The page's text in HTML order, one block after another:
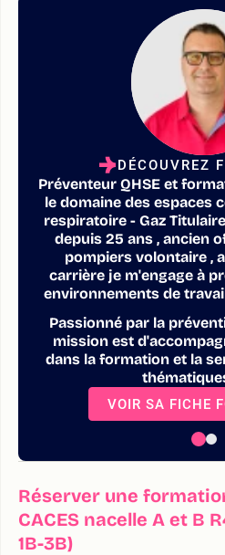
DÉCOUVREZ
Préventeur QHSE et
le domaine des espaces
respiratoire - Gaz
depuis 25 ans , ancien
pompiers volontaire ,
carrière je m'engage à
environnements de
Passionné par la
mission est
dans la formation et la
VOIR SA FICHE
Réserver une
CACES nacelle A et B
1B-3B)